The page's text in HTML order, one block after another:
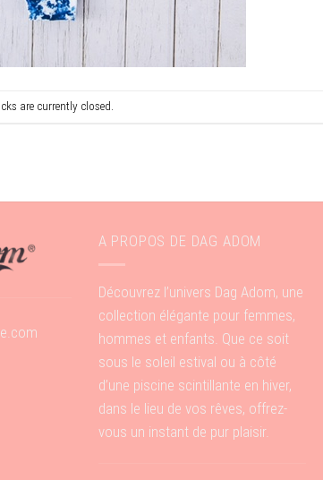
are currently closed.
A PROPOS DE DAG ADOM
Découvrez l’univers Dag Adom, une
collection élégante pour femmes,
hommes et enfants. Que ce soit
sous le soleil estival ou à côté
d’une piscine scintillante en hiver,
dans le lieu de vos rêves, offrez-
vous un instant de pur plaisir.